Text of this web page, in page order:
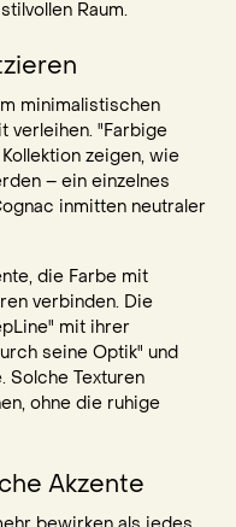
Raum.
minimalistischen
verleihen. "Farbige
zeigen, wie
– ein einzelnes
inmitten neutraler
die Farbe mit
verbinden. Die
mit ihrer
seine Optik" und
Solche Texturen
ohne die ruhige
Akzente